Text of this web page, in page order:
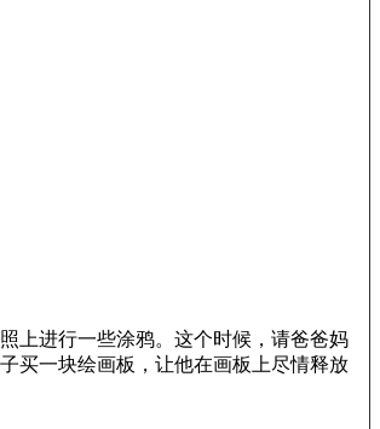
上进行一些涂鸦。这个时候，请爸爸妈
买一块绘画板，让他在画板上尽情释放